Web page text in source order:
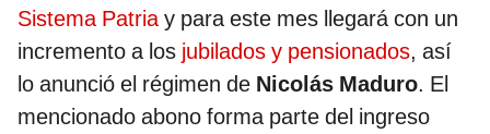
Sistema Patria y para este mes llegará con un
incremento a los jubilados y pensionados, así
lo anunció el régimen de Nicolás Maduro. El
mencionado abono forma parte del ingreso